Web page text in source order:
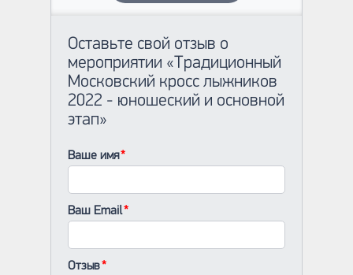
Оставьте свой отзыв о
мероприятии «Традиционный
Московский кросс лыжников
2022 - юношеский и основной
этап»
Ваше имя
Ваш Email
Отзыв